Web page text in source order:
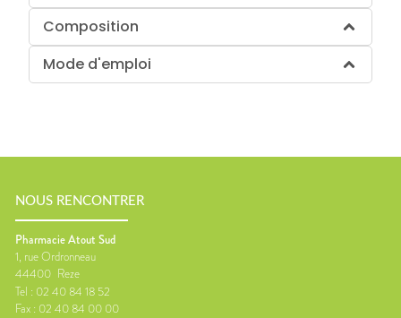
Composition
Mode d'emploi
NOUS RENCONTRER
Pharmacie Atout Sud
1, rue Ordronneau
44400 Reze
Tel : 02 40 84 18 52
Fax : 02 40 84 00 00